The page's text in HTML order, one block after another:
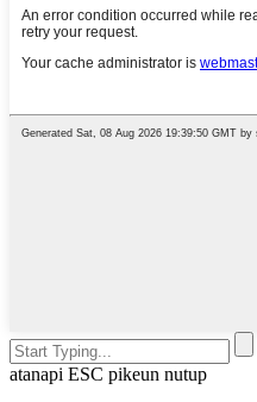
atanapi ESC pikeun nutup